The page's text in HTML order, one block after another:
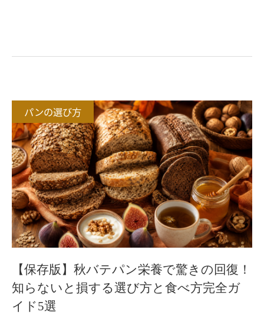
パンの選び方
【保存版】秋バテパン栄養で驚きの回復！
知らないと損する選び方と食べ方完全ガ
イド5選